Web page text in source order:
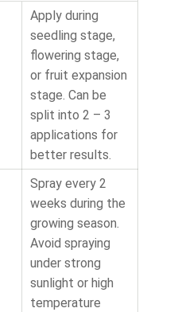
Apply during
seedling stage,
flowering stage,
or fruit expansion
stage. Can be
split into 2 – 3
applications for
better results.
Spray every 2
weeks during the
growing season.
Avoid spraying
under strong
sunlight or high
temperature